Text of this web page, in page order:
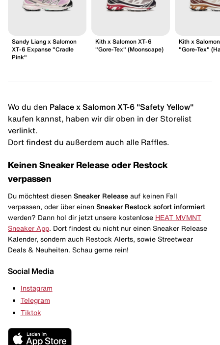
Sandy Liang x Salomon
XT-6 Expanse "Cradle
Pink"
Kith x Salomon XT-6
"Gore-Tex" (Moonscape)
Kith x
"Gore-Tex"
Wo du den Palace x Salomon XT-6 "Safety Yellow"
kaufen kannst, haben wir dir oben in der Storelist
verlinkt.
Dort findest du außerdem auch alle Raffles.
Keinen Sneaker Release oder Restock
verpassen
Du möchtest diesen Sneaker Release auf keinen Fall
verpassen, oder über einen Sneaker Restock sofort informiert
werden? Dann hol dir jetzt unsere kostenlose HEAT MVMNT
Sneaker App . Dort findest du nicht nur einen Sneaker Release
Kalender, sondern auch Restock Alerts, sowie Streetwear
Deals & Neuheiten. Schau gerne rein!
Social Media
Instagram
Telegram
Tiktok